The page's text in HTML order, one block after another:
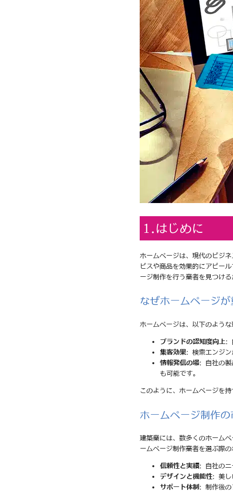
1.はじめに
ホームページは、現代のビジ
ビスや商品を効果的にアピー
ージ制作を行う業者を見つける
なぜホームページ
ホームページは、以下のよう
ブランドの認知度向上:
集客効果: 検索エンジン
情報発信の場: 自社の製
も可能です。
このように、ホームページを
ホームページ制作
建築業には、数多くのホーム
ームページ制作業者を選ぶ際の
信頼性と実績: 自社のニ
デザインと機能性: 美し
サポート体制 : 制作後の